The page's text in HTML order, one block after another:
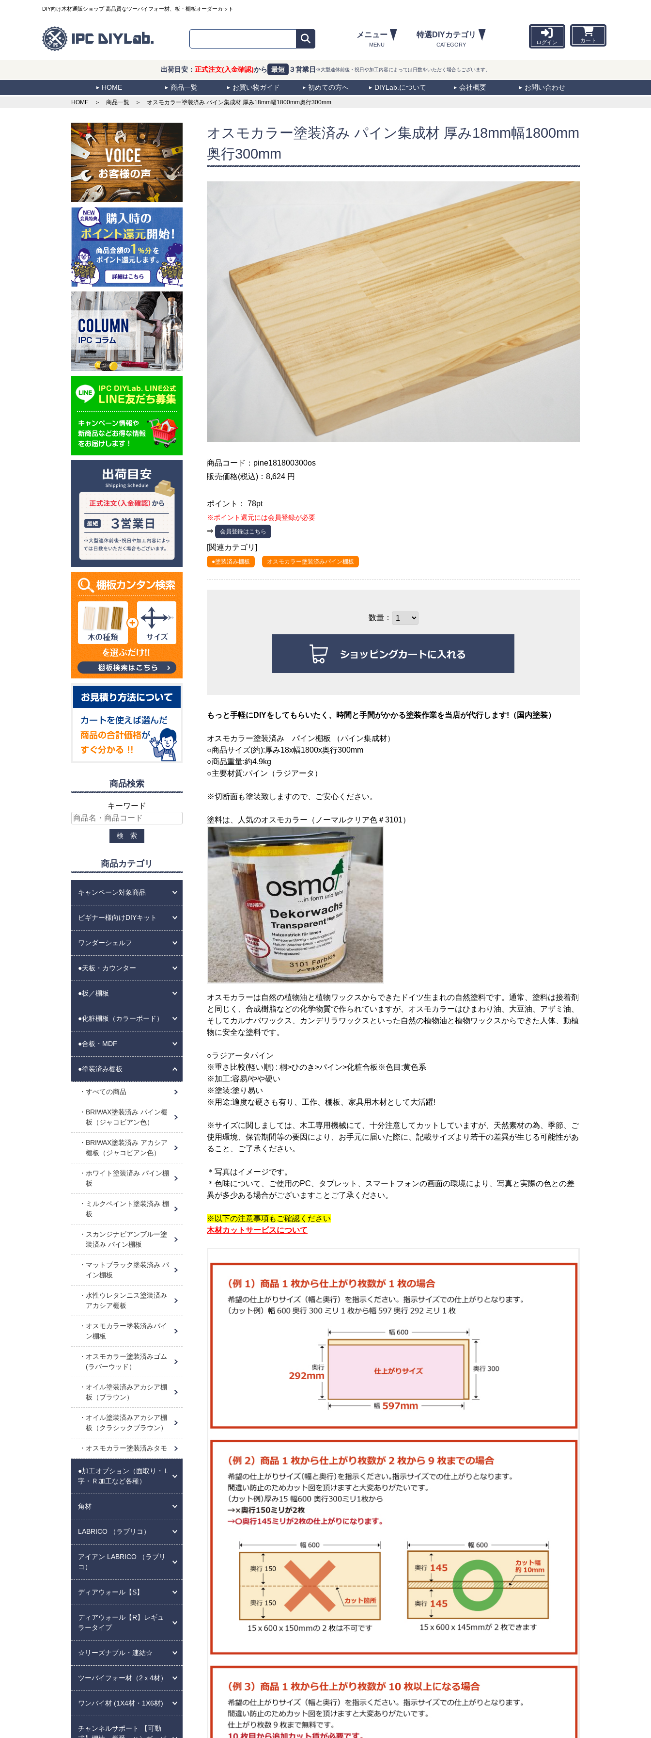
DIY向け木材通販ショップ 高品質なツーバイフォー材、板・棚板オーダーカット
メニュー
MENU
特選DIYカテゴリ
CATEGORY ログイン カート
出荷目安： 正式注文(入金確認)から 最短 ３営業日 ※大型連休前後・祝日や加工内容によっては日数をいただく場合もございます。
HOME 商品一覧 お買い物ガイド 初めての方へ DIYLab.について 会社概要 お問い合わせ
HOME ＞ 商品一覧 ＞ オスモカラー塗装済み パイン集成材 厚み18mm幅1800mm奥行300mm
オスモカラー塗装済み パイン集成材 厚み18mm幅1800mm
奥行300mm
商品コード：pine181800300os
販売価格(税込)：8,624 円
ポイント： 78pt
※ポイント還元には会員登録が必要
⇒ 会員登録はこちら
[関連カテゴリ]
●塗装済み棚板 オスモカラー塗装済みパイン棚板
数量：
もっと手軽にDIYをしてもらいたく、時間と手間がかかる塗装作業を当店が代行します!（国内塗装）
オスモカラー塗装済み パイン棚板 （パイン集成材）
○商品サイズ(約):厚み18x幅1800x奥行300mm
○商品重量:約4.9kg
○主要材質:パイン（ラジアータ）
※切断面も塗装致しますので、ご安心ください。
塗料は、人気のオスモカラー（ノーマルクリア色＃3101）
オスモカラーは自然の植物油と植物ワックスからできたドイツ生まれの自然塗料です。通常、塗料は接着剤
と同じく、合成樹脂などの化学物質で作られていますが、オスモカラーはひまわり油、大豆油、アザミ油、
そしてカルナバワックス、カンデリラワックスといった自然の植物油と植物ワックスからできた人体、動植
物に安全な塗料です。
○ラジアータパイン
※重さ比較(軽い順) : 桐>ひのき>パイン>化粧合板※色目:黄色系
※加工:容易/やや硬い
※塗装:塗り易い
※用途:適度な硬さも有り、工作、棚板、家具用木材として大活躍!
※サイズに関しましては、木工専用機械にて、十分注意してカットしていますが、天然素材の為、季節、ご
使用環境、保管期間等の要因により、お手元に届いた際に、記載サイズより若干の差異が生じる可能性があ
ること、ご了承ください。
＊写真はイメージです。
＊ 色味について、ご使用のPC、タブレット、スマートフォンの画面の環境により、写真と実際の色との差
異が多少ある場合がございますことご了承ください。
※以下の注意事項もご確認ください
木材カットサービスについて
商品検索
キーワード
商品カテゴリ
キャンペーン対象商品
ビギナー様向けDIYキット
ワンダーシェルフ
●天板・カウンター
●板／棚板
●化粧棚板（カラーボード）
●合板・MDF
●塗装済み棚板
すべての商品
BRIWAX塗装済み パイン棚
板（ジャコビアン色）
BRIWAX塗装済み アカシア
棚板（ジャコビアン色）
ホワイト塗装済み パイン棚
板
ミルクペイント塗装済み 棚
板
スカンジナビアンブルー塗
装済み パイン棚板
マットブラック塗装済み パ
イン棚板
水性ウレタンニス塗装済み
アカシア棚板
オスモカラー塗装済みパイ
ン棚板
オスモカラー塗装済みゴム
(ラバーウッド）
オイル塗装済みアカシア棚
板（ブラウン）
オイル塗装済みアカシア棚
板（クラシックブラウン）
オスモカラー塗装済みタモ
●加工オプション（面取り・Ｌ
字・Ｒ加工など各種）
角材
LABRICO （ラブリコ）
アイアン LABRICO （ラブリ
コ）
ディアウォール【S】
ディアウォール【R】レギュ
ラータイプ
☆リーズナブル・連結☆
ツーバイフォー材（2ｘ4材）
ワンバイ材 (1X4材・1X6材)
チャンネルサポート 【可動